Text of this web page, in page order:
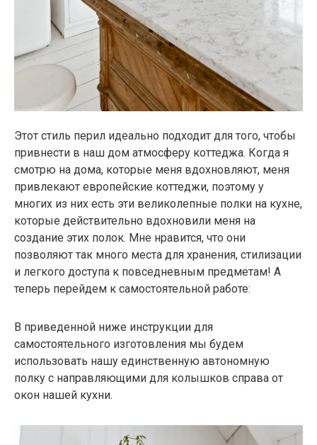
Этот стиль перил идеально подходит для того, чтобы
привнести в наш дом атмосферу коттеджа. Когда я
смотрю на дома, которые меня вдохновляют, меня
привлекают европейские коттеджи, поэтому у
многих из них есть эти великолепные полки на кухне,
которые действительно вдохновили меня на
создание этих полок. Мне нравится, что они
позволяют так много места для хранения, стилизации
и легкого доступа к повседневным предметам! А
теперь перейдем к самостоятельной работе:
В приведенной ниже инструкции для
самостоятельного изготовления мы будем
использовать нашу единственную автономную
полку с направляющими для колышков справа от
окон нашей кухни.